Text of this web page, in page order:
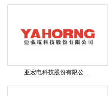
亚宏电科技股份有限公...